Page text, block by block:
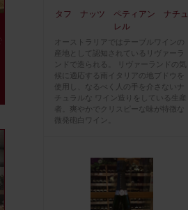
タフ ナッツ ペティアン ナチュ
レル
オーストラリアではテーブルワインの
産地として認知されているリヴァーラ
ンドで造られる。 リヴァーランドの気
候に適応する南イタリアの地ブドウを
使用し、なるべく人の手を介さないナ
チュラルな ワイン造りをしている生産
者。爽やかでクリスピーな味が特徴な
微発砲白ワイン。